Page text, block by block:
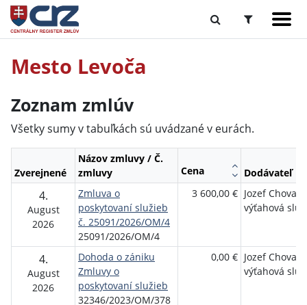
Mesto Levoča
Zoznam zmlúv
Všetky sumy v tabuľkách sú uvádzané v eurách.
Zverejnené
Názov zmluvy / Č.
zmluvy
Cena Dodávateľ
4.
August
2026
Zmluva o
poskytovaní služieb
č. 25091/2026/OM/4
25091/2026/OM/4
3 600,00 € Jozef
výťahová
4.
August
2026
Dohoda o zániku
Zmluvy o
poskytovaní služieb
32346/2023/OM/378
0,00 € Jozef
výťahová